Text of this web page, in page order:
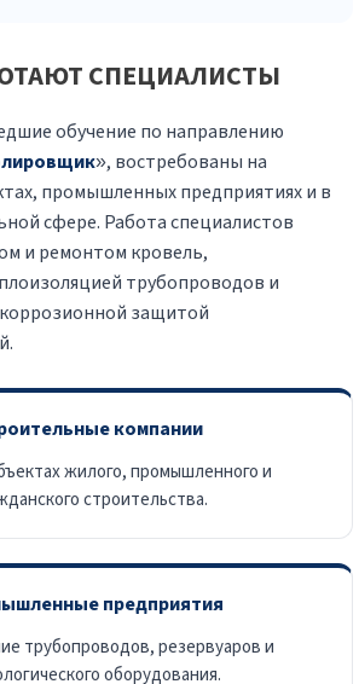
СПЕЦИАЛИСТЫ
обучение по направлению
», востребованы на
промышленных предприятиях и в
сфере. Работа специалистов
и ремонтом кровель,
трубопроводов и
защитой
компании
жилого, промышленного и
строительства.
предприятия
трубопроводов, резервуаров и
оборудования.